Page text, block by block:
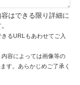
はできる限り詳細に
るURLもあわせてご入
容によっては画像等の
す。あらかじめご了承く